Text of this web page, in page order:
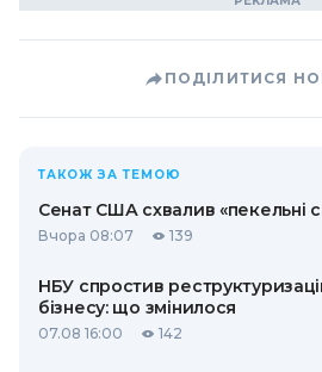
ПОДІЛИТИСЯ
ТАКОЖ ЗА ТЕМОЮ
Сенат США схвалив «пекельні
Вчора 08:07 139
НБУ спростив
бізнесу: що змінилося
07.08 16:00 142